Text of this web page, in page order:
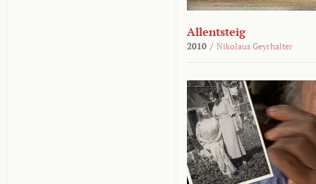
Allentsteig
2010 / Nikolaus Geyrhalter